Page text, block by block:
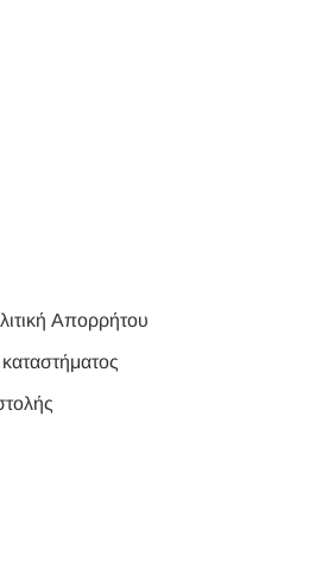
Απορρήτου